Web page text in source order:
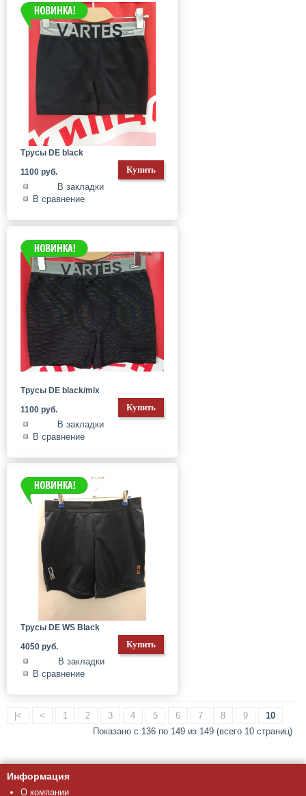
Трусы DE black
1100 руб.
В закладки
В сравнение
Трусы DE black/mix
1100 руб.
В закладки
В сравнение
Трусы DE WS Black
4050 руб.
В закладки
В сравнение
|< < 1 2 3 4 5 6 7 8 9
10
Показано с 136 по 149 из 149 (всего 10 страниц)
Информация
О компании